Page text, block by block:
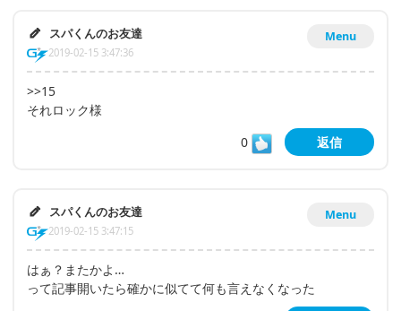
Menu
スパくんのお友達
2019-02-15 3:47:36
>>15
それロック様
0
返信
Menu
スパくんのお友達
2019-02-15 3:47:15
はぁ？またかよ…
って記事開いたら確かに似てて何も言えなくなった